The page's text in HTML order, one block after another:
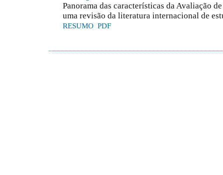
Panorama das características da Avaliação
uma revisão da literatura internacional de
RESUMO PDF